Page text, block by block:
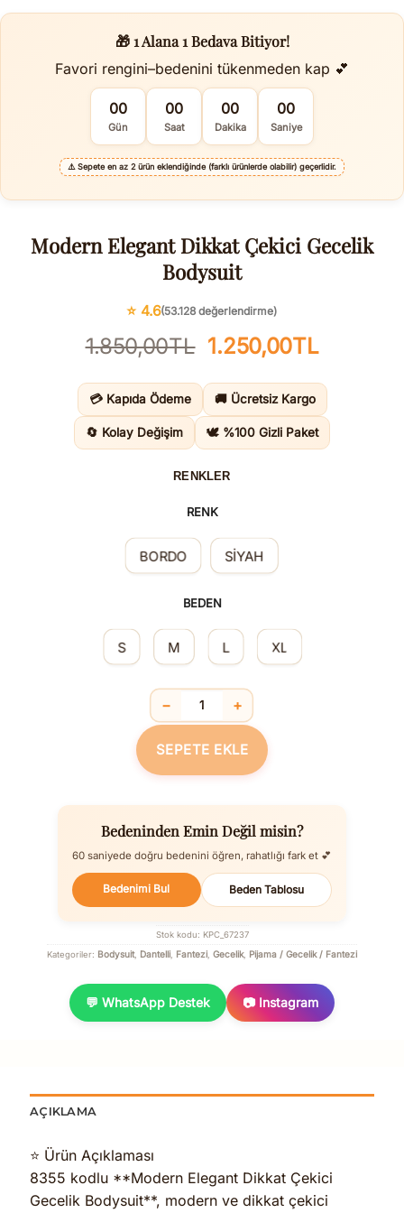
🎁 1 Alana 1 Bedava Bitiyor!
Favori rengini–bedenini tükenmeden kap 💕
00
Gün
00
Saat
00
Dakika
00
Saniye
⚠️ Sepete en az 2 ürün eklendiğinde (farklı ürünlerde olabilir) geçerlidir.
Modern Elegant Dikkat Çekici Gecelik
Bodysuit
⭐ 4.6(53.128 değerlendirme)
1.850,00TL Orijinal
1.850,00TL.
1.250,00TLŞu
💳 Kapıda Ödeme 🚚 Ücretsiz Kargo
🔄 Kolay Değişim 🕊️ %100 Gizli Paket
RENKLER
RENK
BORDO SİYAH
BEDEN
S M L XL
Modern Elegant Dikkat Çekici
− +
SEPETE EKLE
Bedeninden Emin Değil misin?
60 saniyede doğru bedenini öğren, rahatlığı fark et 💕
Bedenimi Bul Beden Tablosu
Stok kodu: KPC_67237
Kategoriler: Bodysuit, Dantelli Fantezi Gecelik, Pijama / Gecelik / Fantezi
💬 WhatsApp Destek 📷 Instagram
AÇIKLAMA
⭐ Ürün Açıklaması
8355 kodlu **Modern Elegant Dikkat Çekici
Gecelik Bodysuit**, modern ve dikkat çekici